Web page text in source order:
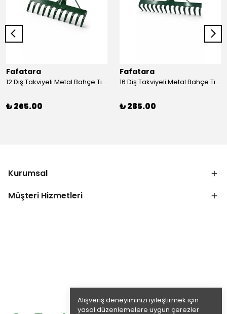
Alışveriş deneyiminizi iyileştirmek için
yasal düzenlemelere uygun çerezler
Fafatara
12 Diş Takviyeli Metal Bahçe Tırmığı – Dayanıklı, Geniş Ağızlı Yaprak ve Toprak Tırmığı
₺ 265.00
Fafatara
16 Diş Takviyeli Metal Bahçe Tırmığı – Dayanıklı, Geniş Ağızlı Toprak ve Yaprak Tırmığı
₺ 285.00
Kurumsal
Müşteri Hizmetleri